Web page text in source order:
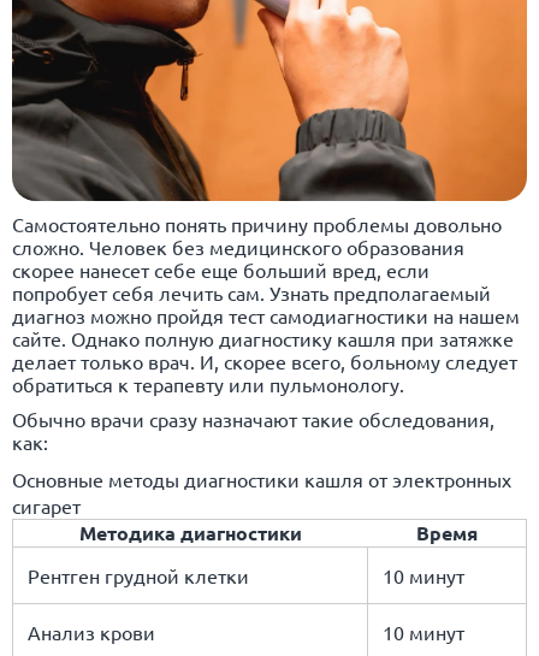
Самостоятельно понять причину проблемы довольно
сложно. Человек без медицинского образования
скорее нанесет себе еще больший вред, если
попробует себя лечить сам. Узнать предполагаемый
диагноз можно пройдя тест самодиагностики на нашем
сайте. Однако полную диагностику кашля при затяжке
делает только врач. И, скорее всего, больному следует
обратиться к терапевту или пульмонологу.
Обычно врачи сразу назначают такие обследования,
как:
Основные методы диагностики кашля от электронных
сигарет
Методика диагностики Время
Рентген грудной клетки 10 минут
Анализ крови 10 минут